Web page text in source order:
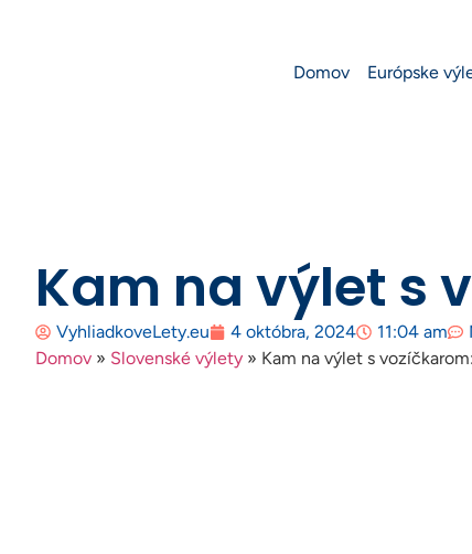
Domov Európske
Kam na výlet s
VyhliadkoveLety.eu 4 októbra, 2024 11:04 am
Domov » Slovenské výlety » Kam na výlet s